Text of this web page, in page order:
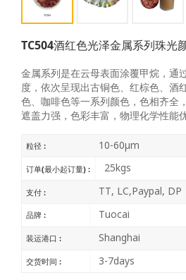
TC504酒红色光泽金属系列珠光
金属系列是在云母表面涂覆甲烷，通
度，依次呈现出古铜色、红棕色、酒
色、咖啡色等一系列颜色，色相齐全
遮盖力强，色彩丰富，物理化学性能优
粒径 : 10-60μm
订单(最小起订量) : 25kgs
支付 : TT, LC,Paypal, DP
品牌 : Tuocai
装运港口 : Shanghai
交货时间 : 3-7days